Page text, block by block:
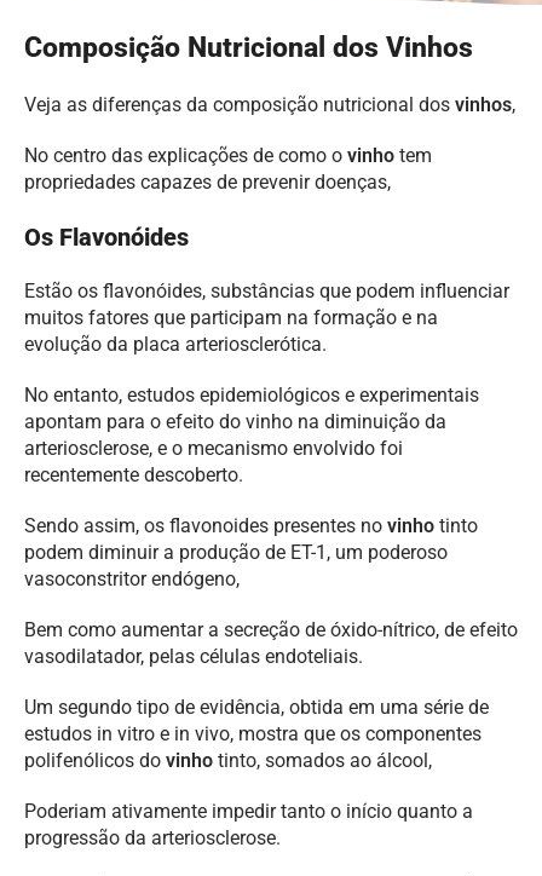
Composição Nutricional dos Vinhos
Veja as diferenças da composição nutricional dos vinhos,
No centro das explicações de como o vinho tem
propriedades capazes de prevenir doenças,
Os Flavonóides
Estão os flavonóides, substâncias que podem influenciar
muitos fatores que participam na formação e na
evolução da placa arteriosclerótica.
No entanto, estudos epidemiológicos e experimentais
apontam para o efeito do vinho na diminuição da
arteriosclerose, e o mecanismo envolvido foi
recentemente descoberto.
Sendo assim, os flavonoides presentes no vinho tinto
podem diminuir a produção de ET-1, um poderoso
vasoconstritor endógeno,
Bem como aumentar a secreção de óxido-nítrico, de efeito
vasodilatador, pelas células endoteliais.
Um segundo tipo de evidência, obtida em uma série de
estudos in vitro e in vivo, mostra que os componentes
polifenólicos do vinho tinto, somados ao álcool,
Poderiam ativamente impedir tanto o início quanto a
progressão da arteriosclerose.